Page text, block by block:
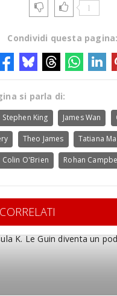
1
Condividi questa pagina:
si parla di:
Stephen King James Wan
Theo James Tatiana
Colin O'Brien Rohan